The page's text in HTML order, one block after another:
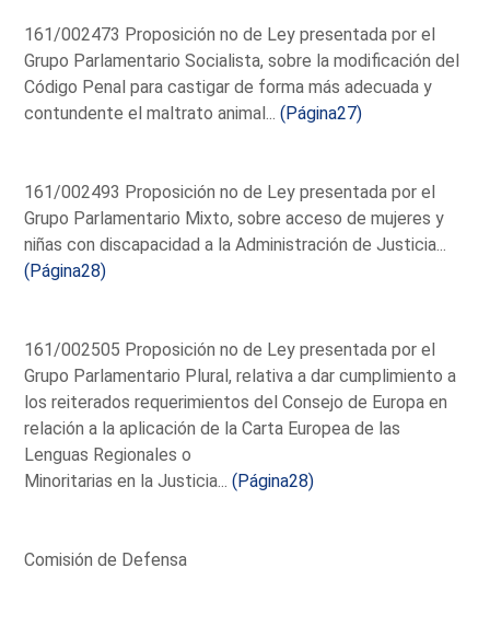
161/002473 Proposición no de Ley presentada por el
Grupo Parlamentario Socialista, sobre la modificación del
Código Penal para castigar de forma más adecuada y
contundente el maltrato animal...(Página27)
161/002493 Proposición no de Ley presentada por el
Grupo Parlamentario Mixto, sobre acceso de mujeres y
niñas con discapacidad a la Administración de Justicia...
(Página28)
161/002505 Proposición no de Ley presentada por el
Grupo Parlamentario Plural, relativa a dar cumplimiento a
los reiterados requerimientos del Consejo de Europa en
relación a la aplicación de la Carta Europea de las
Lenguas Regionales o
Minoritarias en la Justicia...(Página28)
Comisión de Defensa